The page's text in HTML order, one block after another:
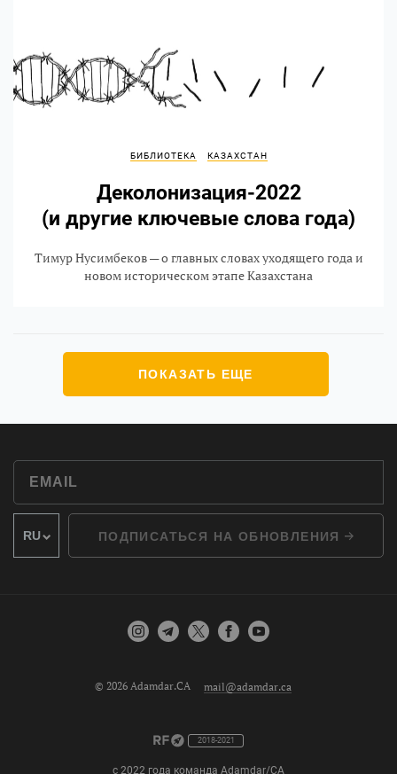
БИБЛИОТЕКА КАЗАХСТАН
Деколонизация-2022
(и другие ключевые слова года)
Тимур Нусимбеков — о главных словах уходящего года и
новом историческом этапе Казахстана
ПОКАЗАТЬ ЕЩЕ
ПОДПИСАТЬСЯ НА ОБНОВЛЕНИЯ
© 2026 Adamdar.CA mail@adamdar.ca
2018-2021
с 2022 года команда Adamdar/CA